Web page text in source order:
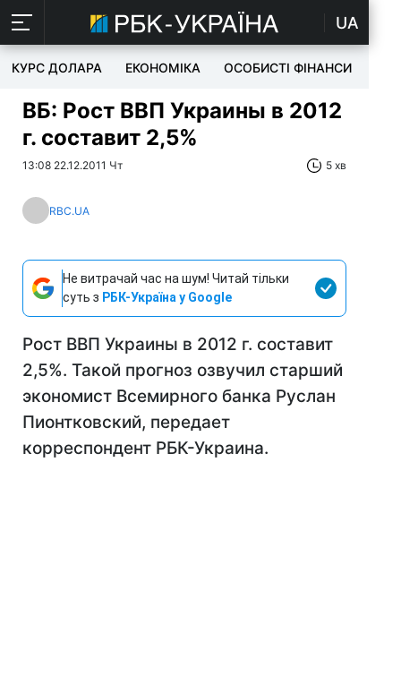
UA
КУРС ДОЛАРА ЕКОНОМІКА ОСОБИСТІ ФІНАНСИ
ВБ: Рост ВВП Украины в 2012
г. составит 2,5%
13:08 22.12.2011 Чт 5 хв
RBC.UA
Не витрачай час на шум! Читай тільки
суть з РБК-Україна у Google
Рост ВВП Украины в 2012 г. составит
2,5%. Такой прогноз озвучил старший
экономист Всемирного банка Руслан
Пионтковский, передает
корреспондент РБК-Украина.